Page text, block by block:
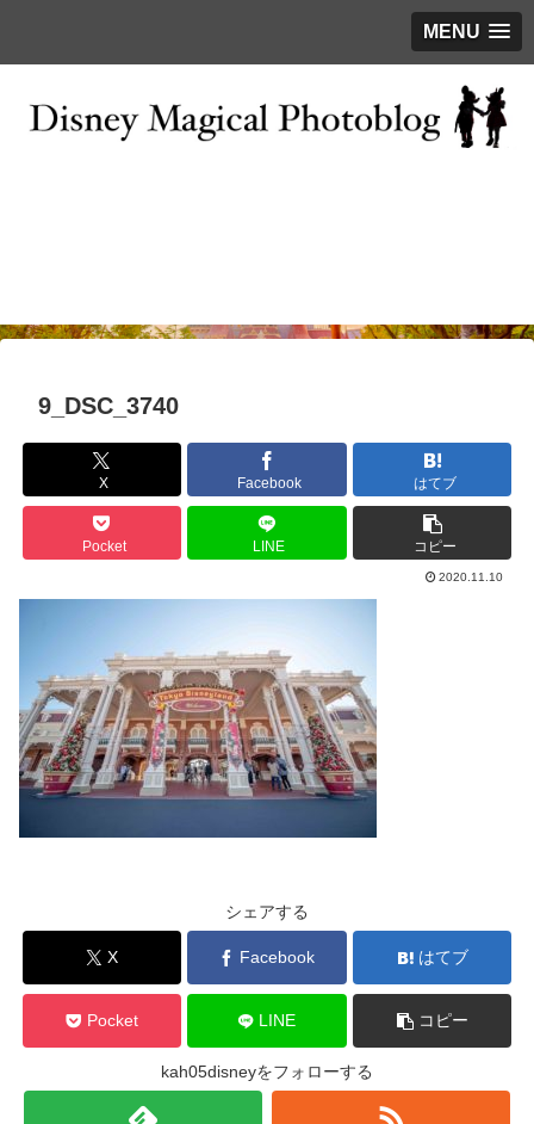
MENU
9_DSC_3740
X Facebook はてブ
Pocket LINE コピー
2020.11.10
シェアする
X Facebook はてブ
Pocket LINE コピー
kah05disneyをフォローする